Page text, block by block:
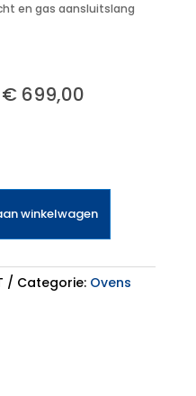
en gas aansluitslang
€699,00
winkelwagen
Categorie: Ovens